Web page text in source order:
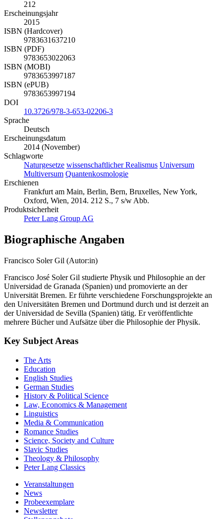
212
Erscheinungsjahr
2015
ISBN (Hardcover)
9783631637210
ISBN (PDF)
9783653022063
ISBN (MOBI)
9783653997187
ISBN (ePUB)
9783653997194
DOI
10.3726/978-3-653-02206-3
Sprache
Deutsch
Erscheinungsdatum
2014 (November)
Schlagworte
Naturgesetze wissenschaftlicher Realismus Universum
Multiversum Quantenkosmologie
Erschienen
Frankfurt am Main, Berlin, Bern, Bruxelles, New York,
Oxford, Wien, 2014. 212 S., 7 s/w Abb.
Produktsicherheit
Peter Lang Group AG
Biographische Angaben
Francisco Soler Gil (Autor:in)
Francisco José Soler Gil studierte Physik und Philosophie an der
Universidad de Granada (Spanien) und promovierte an der
Universität Bremen. Er führte verschiedene Forschungsprojekte an
den Universitäten Bremen und Dortmund durch und ist derzeit an
der Universidad de Sevilla (Spanien) tätig. Er veröffentlichte
mehrere Bücher und Aufsätze über die Philosophie der Physik.
Key Subject Areas
The Arts
Education
English Studies
German Studies
History & Political Science
Law, Economics & Management
Linguistics
Media & Communication
Romance Studies
Science, Society and Culture
Slavic Studies
Theology & Philosophy
Peter Lang Classics
Veranstaltungen
News
Probeexemplare
Newsletter